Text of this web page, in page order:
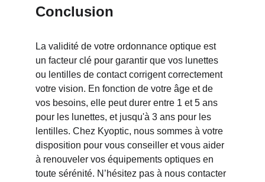
Conclusion
La validité de votre ordonnance optique est
un facteur clé pour garantir que vos lunettes
ou lentilles de contact corrigent correctement
votre vision. En fonction de votre âge et de
vos besoins, elle peut durer entre 1 et 5 ans
pour les lunettes, et jusqu'à 3 ans pour les
lentilles. Chez Kyoptic, nous sommes à votre
disposition pour vous conseiller et vous aider
à renouveler vos équipements optiques en
toute sérénité. N’hésitez pas à nous contacter